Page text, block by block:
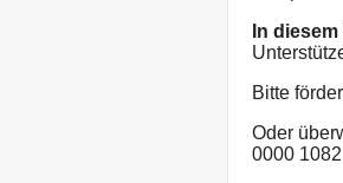
In
Bitte
Oder
0000